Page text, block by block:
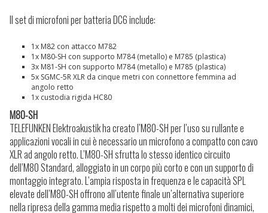
Il set di microfoni per batteria DC6 include:
1x M82 con attacco M782
1x M80-SH con supporto M784 (metallo) e M785 (plastica)
3x M81-SH con supporto M784 (metallo) e M785 (plastica)
5x SGMC-5R XLR da cinque metri con connettore femmina ad
angolo retto
1x custodia rigida HC80
M80-SH
TELEFUNKEN Elektroakustik ha creato l’M80-SH per l’uso su rullante e
applicazioni vocali in cui è necessario un microfono a compatto con cavo
XLR ad angolo retto. L’M80-SH sfrutta lo stesso identico circuito
dell’M80 Standard, alloggiato in un corpo più corto e con un supporto di
montaggio integrato. L’ampia risposta in frequenza e le capacità SPL
elevate dell’M80-SH offrono all’utente finale un’alternativa superiore
nella ripresa della gamma media rispetto a molti dei microfoni dinamici,